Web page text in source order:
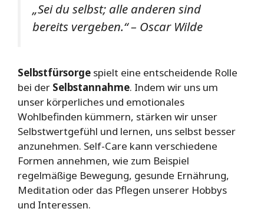
„Sei du selbst; alle anderen sind
bereits vergeben.“ – Oscar Wilde
Selbstfürsorge spielt eine entscheidende Rolle
bei der Selbstannahme. Indem wir uns um
unser körperliches und emotionales
Wohlbefinden kümmern, stärken wir unser
Selbstwertgefühl und lernen, uns selbst besser
anzunehmen. Self-Care kann verschiedene
Formen annehmen, wie zum Beispiel
regelmäßige Bewegung, gesunde Ernährung,
Meditation oder das Pflegen unserer Hobbys
und Interessen.